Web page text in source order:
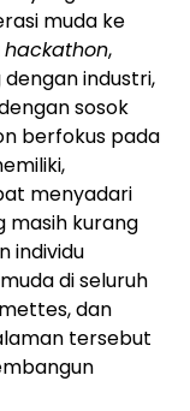
muda ke
hackathon,
industri,
sosok
berfokus pada
menyadari
masih kurang
individu
di seluruh
dan
tersebut